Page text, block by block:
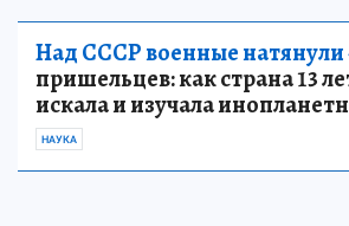
Над СССР военные натянули
пришельцев: как страна 13
искала и изучала
НАУКА